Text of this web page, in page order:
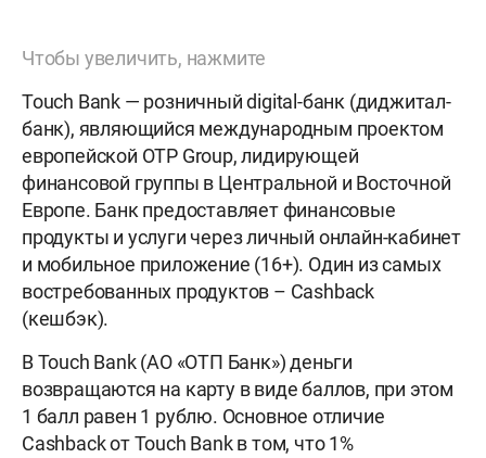
Чтобы увеличить, нажмите
Touch Bank — розничный digital-банк (диджитал-
банк), являющийся международным проектом
европейской OTP Group, лидирующей
финансовой группы в Центральной и Восточной
Европе. Банк предоставляет финансовые
продукты и услуги через личный онлайн-кабинет
и мобильное приложение (16+). Один из самых
востребованных продуктов – Cashback
(кешбэк).
В Touch Bank (АО «ОТП Банк») деньги
возвращаются на карту в виде баллов, при этом
1 балл равен 1 рублю. Основное отличие
Cashback от Touch Bank в том, что 1%